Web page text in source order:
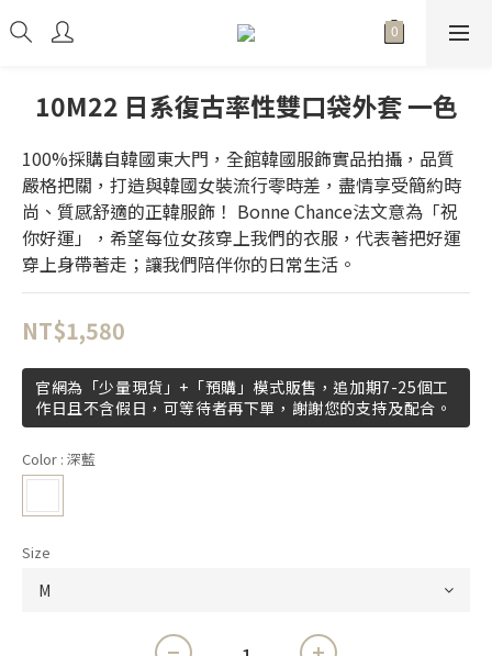
10M22 日系復古率性雙口袋外套 一色
100%採購自韓國東大門，全館韓國服飾實品拍攝，品質
嚴格把關，打造與韓國女裝流行零時差，盡情享受簡約時
尚、質感舒適的正韓服飾！ Bonne Chance法文意為「祝
你好運」，希望每位女孩穿上我們的衣服，代表著把好運
穿上身帶著走；讓我們陪伴你的日常生活。
NT$1,580
官網為「少量現貨」+「預購」模式販售，追加期7-25個工
作日且不含假日，可等待者再下單，謝謝您的支持及配合。
Color : 深藍
Size